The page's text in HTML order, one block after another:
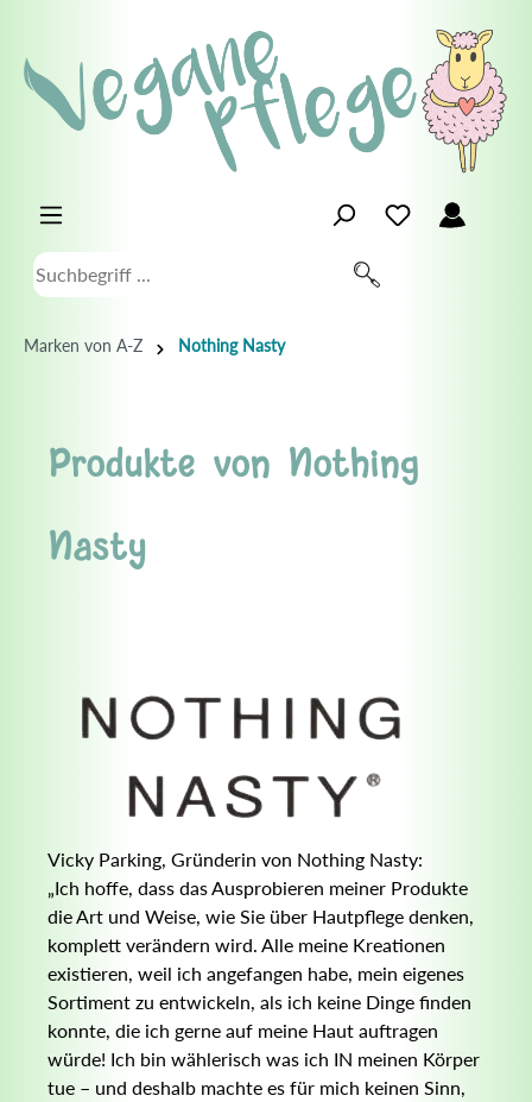
Marken von A-Z Nothing Nasty
Produkte von Nothing
Nasty
Vicky Parking, Gründerin von Nothing Nasty:
„Ich hoffe, dass das Ausprobieren meiner Produkte
die Art und Weise, wie Sie über Hautpflege denken,
komplett verändern wird. Alle meine Kreationen
existieren, weil ich angefangen habe, mein eigenes
Sortiment zu entwickeln, als ich keine Dinge finden
konnte, die ich gerne auf meine Haut auftragen
würde! Ich bin wählerisch was ich IN meinen Körper
tue – und deshalb machte es für mich keinen Sinn,